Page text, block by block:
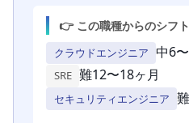
👉 この職種からのシフ
クラウドエンジニア 中6
SRE 難12〜18ヶ月
セキュリティエンジニア 難